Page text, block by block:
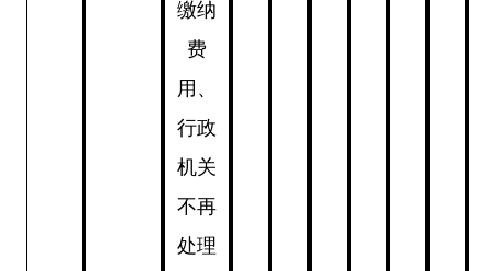
缴纳
费
用、
行政
机关
不再
处理